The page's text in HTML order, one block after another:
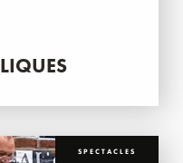
SPECTACLES